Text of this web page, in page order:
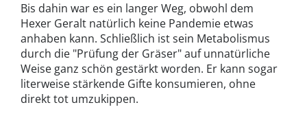
Bis dahin war es ein langer Weg, obwohl dem
Hexer Geralt natürlich keine Pandemie etwas
anhaben kann. Schließlich ist sein Metabolismus
durch die "Prüfung der Gräser" auf unnatürliche
Weise ganz schön gestärkt worden. Er kann sogar
literweise stärkende Gifte konsumieren, ohne
direkt tot umzukippen.